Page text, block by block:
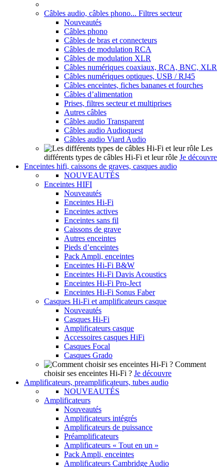
Câbles audio, câbles phono... Filtres secteur
Nouveautés
Câbles phono
Câbles de bras et connecteurs
Câbles de modulation RCA
Câbles de modulation XLR
Câbles numériques coaxiaux, RCA, BNC, XLR
Câbles numériques optiques, USB / RJ45
Câbles enceintes, fiches bananes et fourches
Câbles d’alimentation
Prises, filtres secteur et multiprises
Autres câbles
Câbles audio Transparent
Câbles audio Audioquest
Câbles audio Viard Audio
Les
différents types de câbles Hi-Fi et leur rôle Je découvre
Enceintes hifi, caissons de graves, casques audio
NOUVEAUTÉS
Enceintes HIFI
Nouveautés
Enceintes Hi-Fi
Enceintes actives
Enceintes sans fil
Caissons de grave
Autres enceintes
Pieds d’enceintes
Pack Ampli, enceintes
Enceintes Hi-Fi B&W
Enceintes Hi-Fi Davis Acoustics
Enceintes Hi-Fi Pro-Ject
Enceintes Hi-Fi Sonus Faber
Casques Hi-Fi et amplificateurs casque
Nouveautés
Casques Hi-Fi
Amplificateurs casque
Accessoires casques HiFi
Casques Focal
Casques Grado
Comment
choisir ses enceintes Hi-Fi ? Je découvre
Amplificateurs, preamplificateurs, tubes audio
NOUVEAUTÉS
Amplificateurs
Nouveautés
Amplificateurs intégrés
Amplificateurs de puissance
Préamplificateurs
Amplificateurs « Tout en un »
Pack Ampli, enceintes
Amplificateurs Cambridge Audio